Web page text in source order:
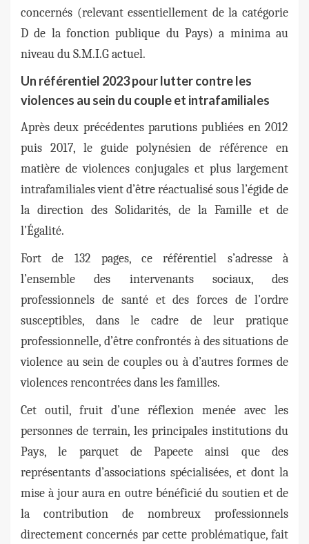
concernés (relevant essentiellement de la catégorie
D de la fonction publique du Pays) a minima au
niveau du S.M.I.G actuel.
Un référentiel 2023 pour lutter contre les
violences au sein du couple et intrafamiliales
Après deux précédentes parutions publiées en 2012
puis 2017, le guide polynésien de référence en
matière de violences conjugales et plus largement
intrafamiliales vient d’être réactualisé sous l’égide de
la direction des Solidarités, de la Famille et de
l’Égalité.
Fort de 132 pages, ce référentiel s’adresse à
l’ensemble des intervenants sociaux, des
professionnels de santé et des forces de l’ordre
susceptibles, dans le cadre de leur pratique
professionnelle, d’être confrontés à des situations de
violence au sein de couples ou à d’autres formes de
violences rencontrées dans les familles.
Cet outil, fruit d’une réflexion menée avec les
personnes de terrain, les principales institutions du
Pays, le parquet de Papeete ainsi que des
représentants d’associations spécialisées, et dont la
mise à jour aura en outre bénéficié du soutien et de
la contribution de nombreux professionnels
directement concernés par cette problématique, fait